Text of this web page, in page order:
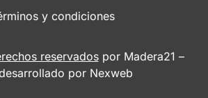
y condiciones
reservadospor Madera21 –
por Nexweb